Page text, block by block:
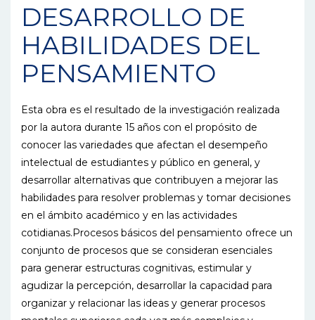
DESARROLLO DE
HABILIDADES DEL
PENSAMIENTO
Esta obra es el resultado de la investigación realizada
por la autora durante 15 años con el propósito de
conocer las variedades que afectan el desempeño
intelectual de estudiantes y público en general, y
desarrollar alternativas que contribuyen a mejorar las
habilidades para resolver problemas y tomar decisiones
en el ámbito académico y en las actividades
cotidianas.Procesos básicos del pensamiento ofrece un
conjunto de procesos que se consideran esenciales
para generar estructuras cognitivas, estimular y
agudizar la percepción, desarrollar la capacidad para
organizar y relacionar las ideas y generar procesos